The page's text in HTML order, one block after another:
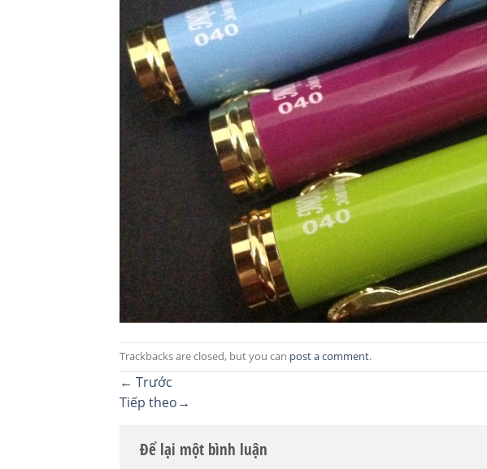
Trackbacks are closed, but you can post a comment.
← Trước
Tiếp theo→
Để lại một bình luận